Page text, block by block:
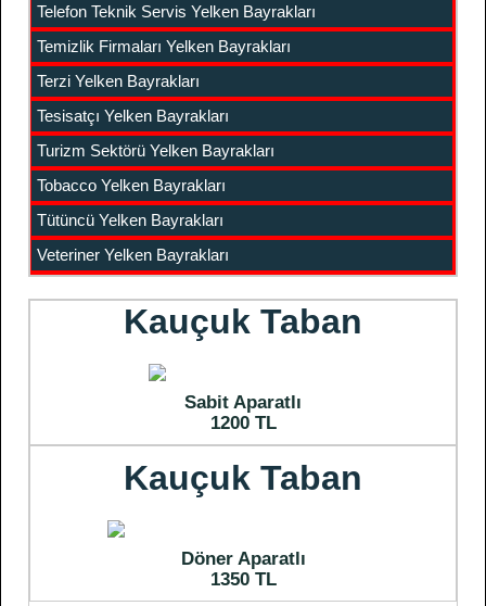
Telefon Teknik Servis Yelken Bayrakları
Temizlik Firmaları Yelken Bayrakları
Terzi Yelken Bayrakları
Tesisatçı Yelken Bayrakları
Turizm Sektörü Yelken Bayrakları
Tobacco Yelken Bayrakları
Tütüncü Yelken Bayrakları
Veteriner Yelken Bayrakları
Kauçuk Taban
Sabit Aparatlı
1200 TL
Kauçuk Taban
Döner Aparatlı
1350 TL